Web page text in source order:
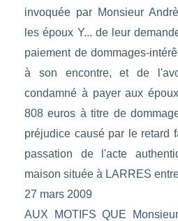
invoquée par Monsieur
les époux Y... de leur
paiement de dommages-
à son encontre, et de
condamné à payer aux
808 euros à titre de
préjudice causé par le retard
passation de l'acte
maison située à LARRES
27 mars 2009
AUX MOTIFS QUE